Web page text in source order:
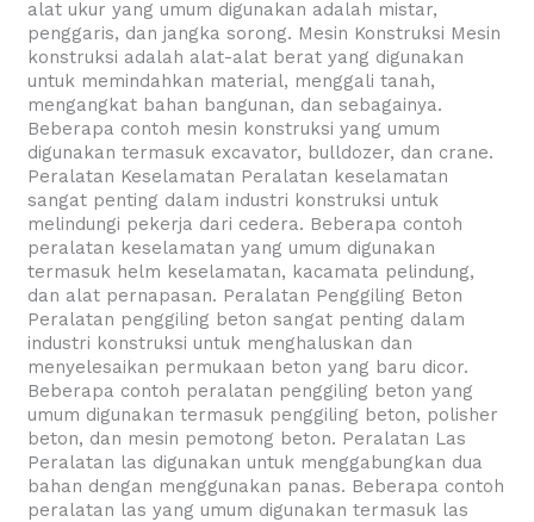
alat ukur yang umum digunakan adalah mistar,
penggaris, dan jangka sorong. Mesin Konstruksi Mesin
konstruksi adalah alat-alat berat yang digunakan
untuk memindahkan material, menggali tanah,
mengangkat bahan bangunan, dan sebagainya.
Beberapa contoh mesin konstruksi yang umum
digunakan termasuk excavator, bulldozer, dan crane.
Peralatan Keselamatan Peralatan keselamatan
sangat penting dalam industri konstruksi untuk
melindungi pekerja dari cedera. Beberapa contoh
peralatan keselamatan yang umum digunakan
termasuk helm keselamatan, kacamata pelindung,
dan alat pernapasan. Peralatan Penggiling Beton
Peralatan penggiling beton sangat penting dalam
industri konstruksi untuk menghaluskan dan
menyelesaikan permukaan beton yang baru dicor.
Beberapa contoh peralatan penggiling beton yang
umum digunakan termasuk penggiling beton, polisher
beton, dan mesin pemotong beton. Peralatan Las
Peralatan las digunakan untuk menggabungkan dua
bahan dengan menggunakan panas. Beberapa contoh
peralatan las yang umum digunakan termasuk las